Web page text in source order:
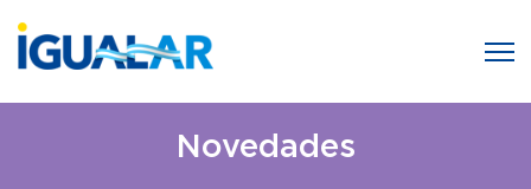
Novedades